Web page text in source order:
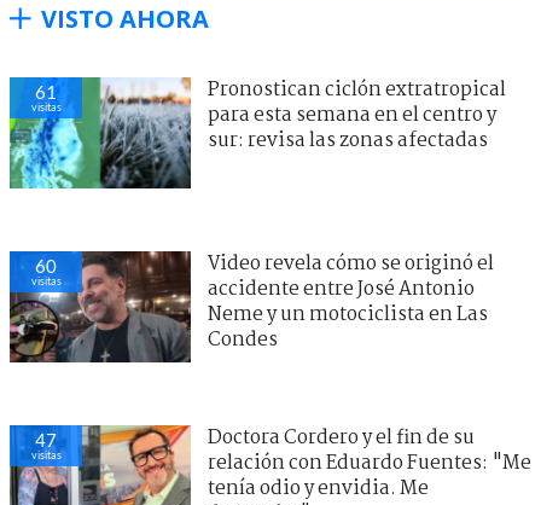
VISTO AHORA
61
visitas
Pronostican ciclón extratropical
para esta semana en el centro y
sur: revisa las zonas afectadas
60
visitas
Video revela cómo se originó el
accidente entre José Antonio
Neme y un motociclista en Las
Condes
47
visitas
Doctora Cordero y el fin de su
relación con Eduardo Fuentes: "Me
tenía odio y envidia. Me